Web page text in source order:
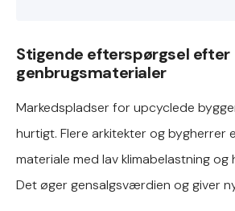
Stigende efterspørgsel efter
genbrugsmaterialer
Markedspladser for upcyclede
hurtigt. Flere arkitekter og bygherrer
materiale med lav klimabelastning og
Det øger gensalgsværdien og giver